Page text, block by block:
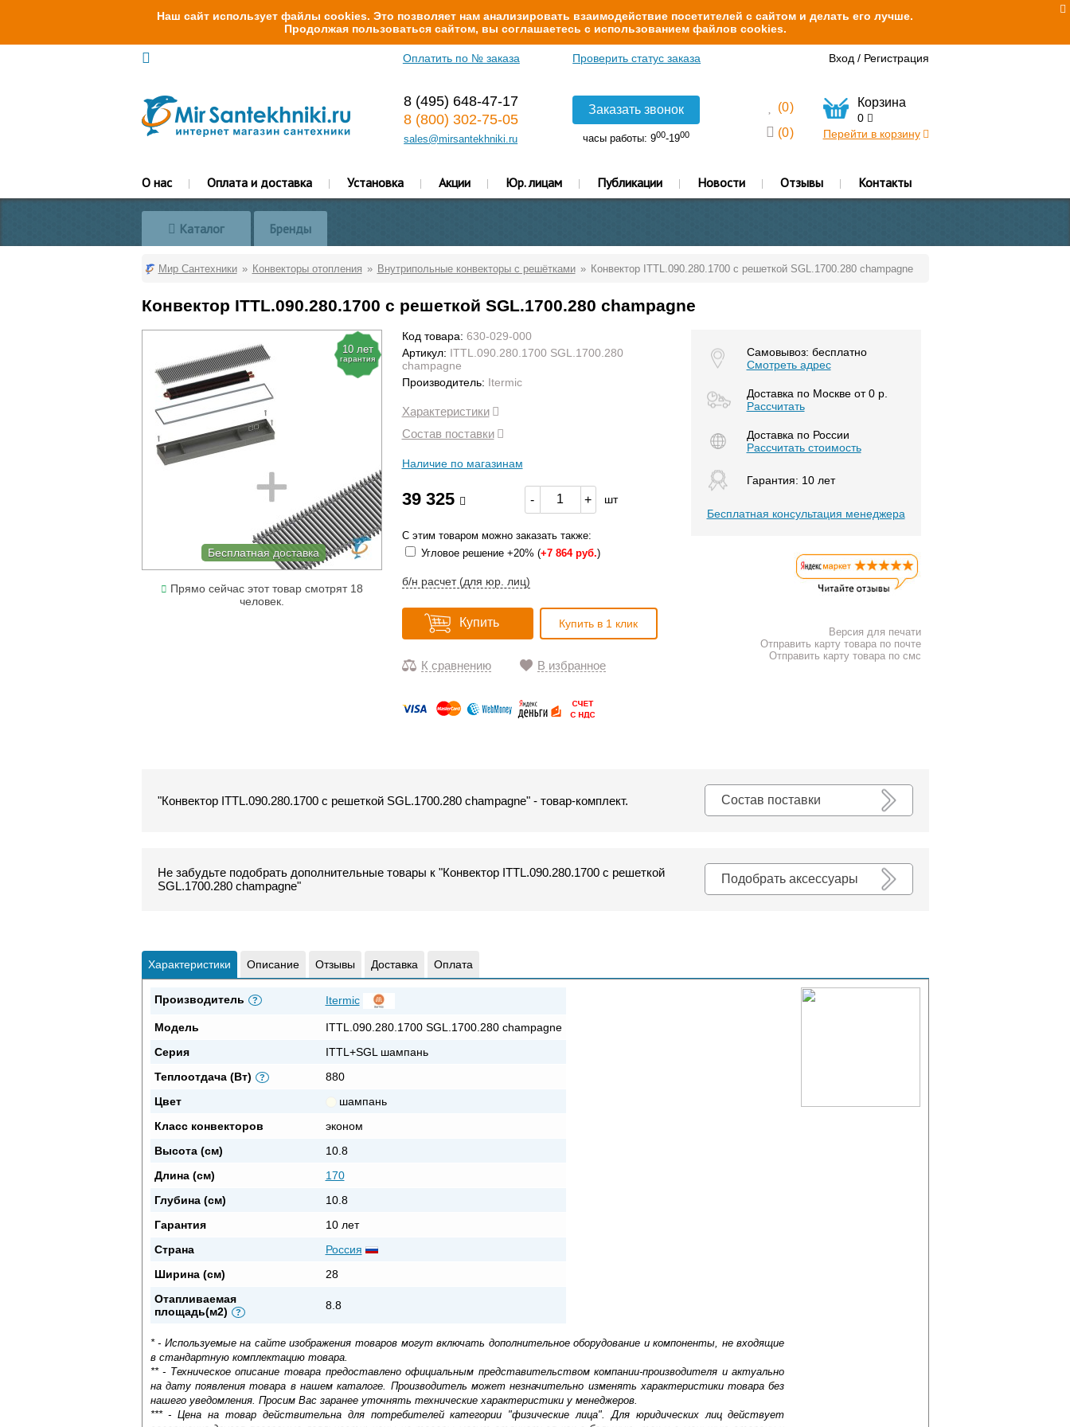
Наш сайт использует файлы cookies. Это позволяет нам анализировать взаимодействие посетителей с сайтом и делать его лучше.
Продолжая пользоваться сайтом, вы соглашаетесь с использованием файлов cookies.
Оплатить по № заказа Проверить статус заказа Вход / Регистрация
8 (495) 648-47-17
8 (800) 302-75-05
sales@mirsantekhniki.ru
Заказать звонок
часы работы: 900-1900
(0)
(0)
Корзина
0
Перейти в корзину
О нас Оплата и доставка Установка Акции Юр. лицам Публикации Новости Отзывы Контакты
Каталог Бренды
Мир Сантехники Конвекторы отопления Внутрипольные конвекторы с решётками Конвектор ITTL.090.280.1700 с решеткой SGL.1700.280 champagne
Конвектор ITTL.090.280.1700 с решеткой SGL.1700.280 champagne
10 лет
гарантия
Бесплатная доставка
Прямо сейчас этот товар смотрят 18
человек.
Код товара: 630-029-000
Артикул: ITTL.090.280.1700 SGL.1700.280
champagne
Производитель: Itermic
Характеристики
Состав поставки
Наличие по магазинам
39 325 - + шт
С этим товаром можно заказать также:
Угловое решение +20% (+7 864 руб.)
б/н расчет (для юр. лиц)
Купить Купить в 1 клик
К сравнению В избранное
Самовывоз: бесплатно
Смотреть адрес
Доставка по Москве от 0 р.
Расcчитать
Доставка по России
Рассчитать стоимость
Гарантия: 10 лет
Бесплатная консультация менеджера
Версия для печати
Отправить карту товара по почте
Отправить карту товара по смс
Состав поставки
"Конвектор ITTL.090.280.1700 с решеткой SGL.1700.280 champagne" - товар-комплект.
Подобрать аксессуары
Не забудьте подобрать дополнительные товары к "Конвектор ITTL.090.280.1700 с решеткой
SGL.1700.280 champagne"
Характеристики Описание Отзывы Доставка Оплата
Производитель ? Itermic
Модель
ITTL.090.280.1700 SGL.1700.280 champagne
Серия
ITTL+SGL шампань
Теплоотдача (Вт)
?
880
Цвет
шампань
Класс конвекторов
эконом
Высота (см)
10.8
Длина (см)
170
Глубина (см)
10.8
Гарантия
10 лет
Страна
Россия
Ширина (см)
28
Отапливаемая
площадь(м2)
?
8.8
* - Используемые на сайте изображения товаров могут включать дополнительное оборудование и компоненты, не входящие
в стандартную комплектацию товара.
** - Техническое описание товара предоставлено официальным представительством компании-производителя и актуально
на дату появления товара в нашем каталоге. Производитель может незначительно изменять характеристики товара без
нашего уведомления. Просим Вас заранее уточнять технические характеристики у менеджеров.
*** - Цена на товар действительна для потребителей категории "физические лица". Для юридических лиц действует